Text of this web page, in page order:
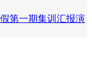
第一期集训汇报演